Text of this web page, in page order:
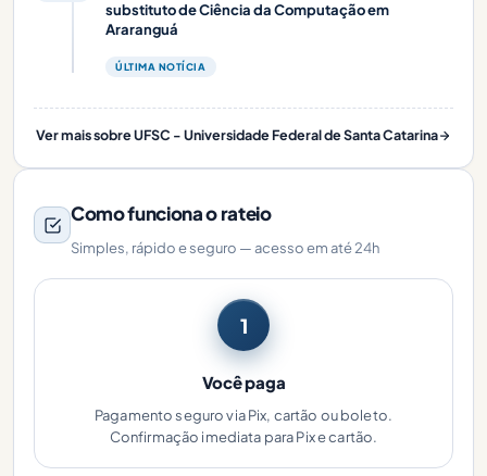
substituto de Ciência da Computação em
Araranguá
ÚLTIMA NOTÍCIA
Ver mais sobre UFSC - Universidade Federal de Santa Catarina
Como funciona o rateio
Simples, rápido e seguro — acesso em até 24h
1
Você paga
Pagamento seguro via Pix, cartão ou boleto.
Confirmação imediata para Pix e cartão.